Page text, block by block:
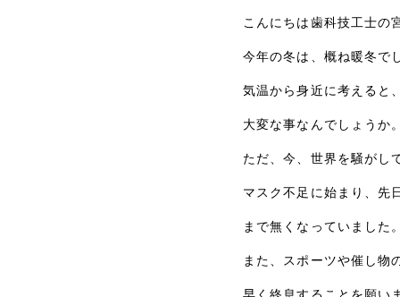
こんにちは歯科技工士の
今年の冬は、概ね暖冬で
気温から身近に考えると
大変な事なんでしょうか
ただ、今、世界を騒がし
マスク不足に始まり、先
まで無くなっていました
また、スポーツや催し物